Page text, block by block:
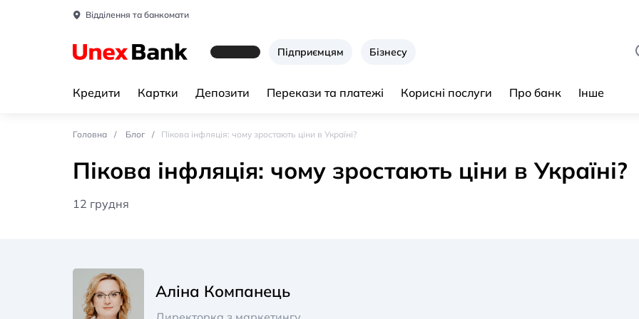
Відділення та банкомати
Підприємцям Бізнесу
Кредити Картки Депозити Перекази та платежі Корисні послуги Про банк Інше
Головна Блог Пікова інфляція: чому зростають ціни в Україні?
Пікова інфляція: чому зростають ціни в Україні?
12 грудня
Аліна Компанець